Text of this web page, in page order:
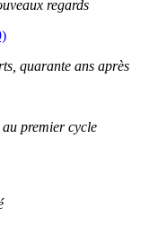
regards
quarante ans après
au premier cycle